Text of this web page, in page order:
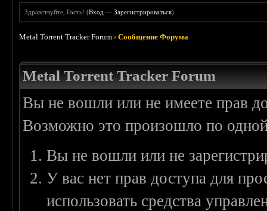
Здравствуйте, Гость! (Вход —Зарегистрироваться)
Metal Torrent Tracker Forum ›Сообщение Форума
Metal Torrent Tracker Forum
Вы не вошли или не имеете прав
Возможно это произошло по
Вы не вошли или не
У вас нет прав доступа для
использовать средства